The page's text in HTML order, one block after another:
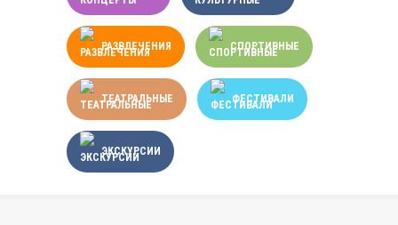
РАЗВЛЕЧЕНИЯ СПОРТИВНЫЕ
ТЕАТРАЛЬНЫЕ ФЕСТИВАЛИ
ЭКСКУРСИИ